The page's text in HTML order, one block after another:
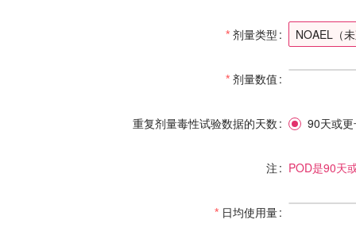
剂量类型 NOAEL（
剂量数值
重复剂量毒性试验数据的天数 90天或
注 POD是90天
日均使用量